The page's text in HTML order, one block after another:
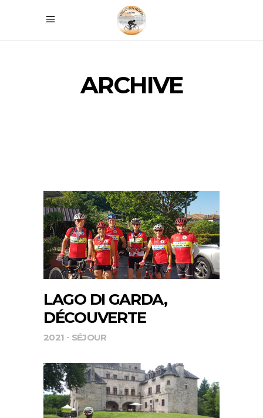
ARCHIVE
LAGO DI GARDA,
DÉCOUVERTE
2021 SÉJOUR